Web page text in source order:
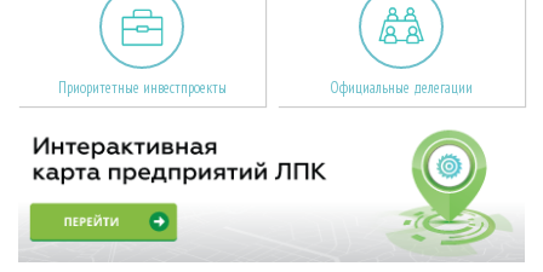
Приоритетные инвестпроекты Официальные делегации